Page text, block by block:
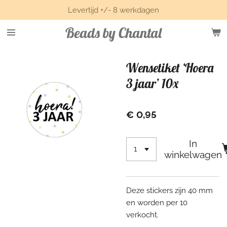
direct
naar
Beads by Chantal
Levertijd +/- 8 werkdagen
Wensetiket ‘Hoera
3 jaar’ 10x
€ 0,95
In
winkelwagen
Deze stickers zijn 40 mm
en worden per 10
verkocht.